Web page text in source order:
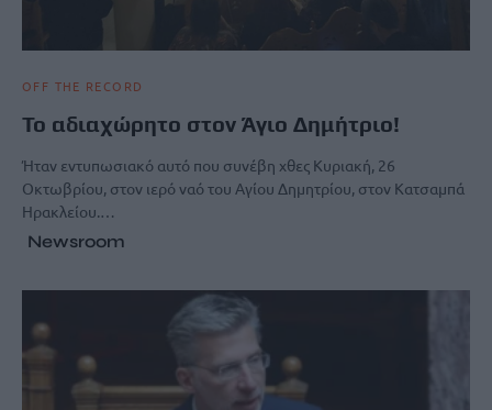
OFF THE RECORD
Το αδιαχώρητο στον Άγιο Δημήτριο!
Ήταν εντυπωσιακό αυτό που συνέβη χθες Κυριακή, 26
Οκτωβρίου, στον ιερό ναό του Αγίου Δημητρίου, στον Κατσαμπά
Ηρακλείου.…
Newsroom